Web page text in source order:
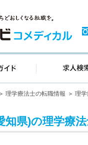
ご利用ガイド
理学療法士の転職情報 理
知県)の理学療